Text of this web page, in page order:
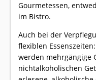
Gourmetessen,
im Bistro.
Auch bei der
flexiblen
werden mehrgängige
nichtalkoholischen